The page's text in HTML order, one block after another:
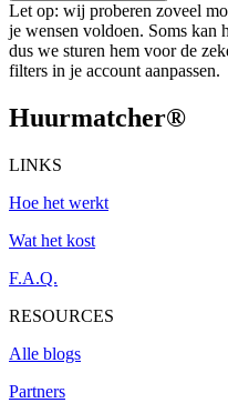
Let op: wij proberen zoveel
je wensen voldoen. Soms kan
dus we sturen hem voor de
filters in je account aanpassen.
Huurmatcher®
LINKS
Hoe het werkt
Wat het kost
F.A.Q.
RESOURCES
Alle blogs
Partners